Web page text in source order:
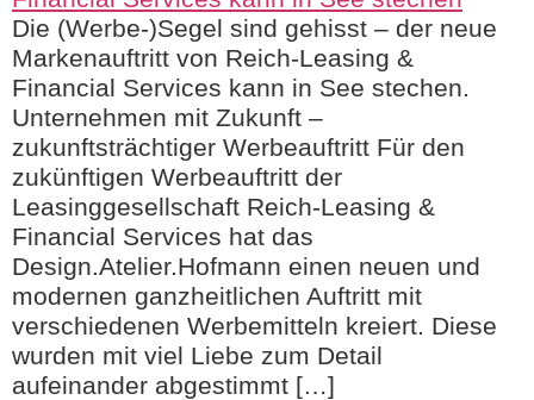
Die (Werbe-)Segel sind gehisst – der neue
Markenauftritt von Reich-Leasing &
Financial Services kann in See stechen.
Unternehmen mit Zukunft –
zukunftsträchtiger Werbeauftritt Für den
zukünftigen Werbeauftritt der
Leasinggesellschaft Reich-Leasing &
Financial Services hat das
Design.Atelier.Hofmann einen neuen und
modernen ganzheitlichen Auftritt mit
verschiedenen Werbemitteln kreiert. Diese
wurden mit viel Liebe zum Detail
aufeinander abgestimmt […]